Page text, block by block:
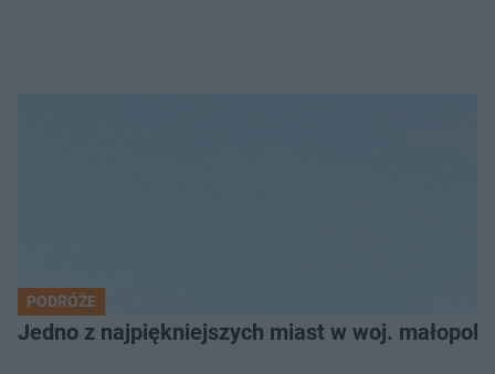
PODRÓŻE
Jedno z najpiękniejszych miast w woj.